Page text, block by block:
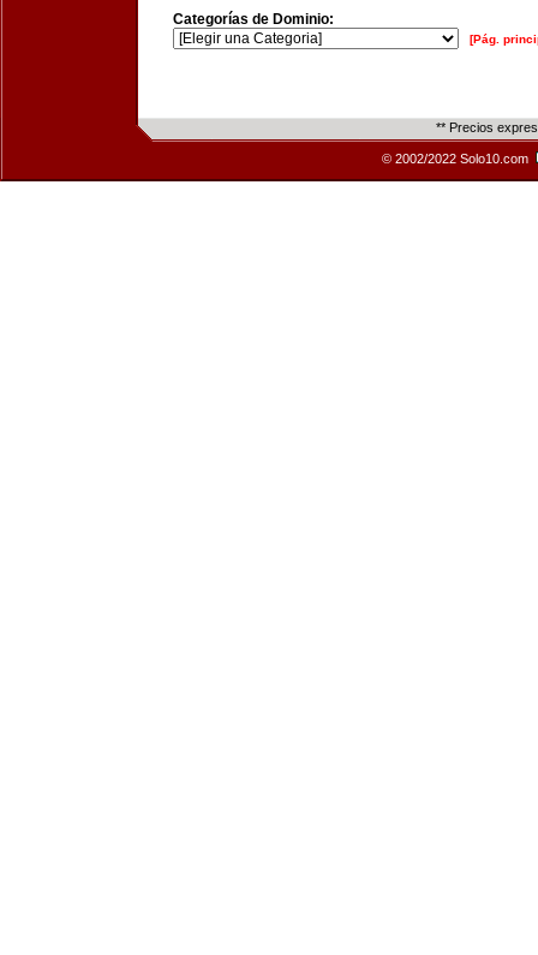
Categorías de Dominio:
[Pág.
** Precios
© 2002/2022 Solo10.com